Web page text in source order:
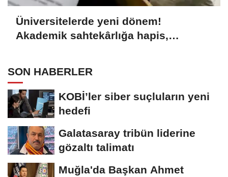
Üniversitelerde yeni dönem!
Akademik sahtekârlığa hapis,
SON HABERLER
KOBİ’ler siber suçluların yeni
hedefi
Galatasaray tribün liderine
gözaltı talimatı
Muğla'da Başkan Ahmet